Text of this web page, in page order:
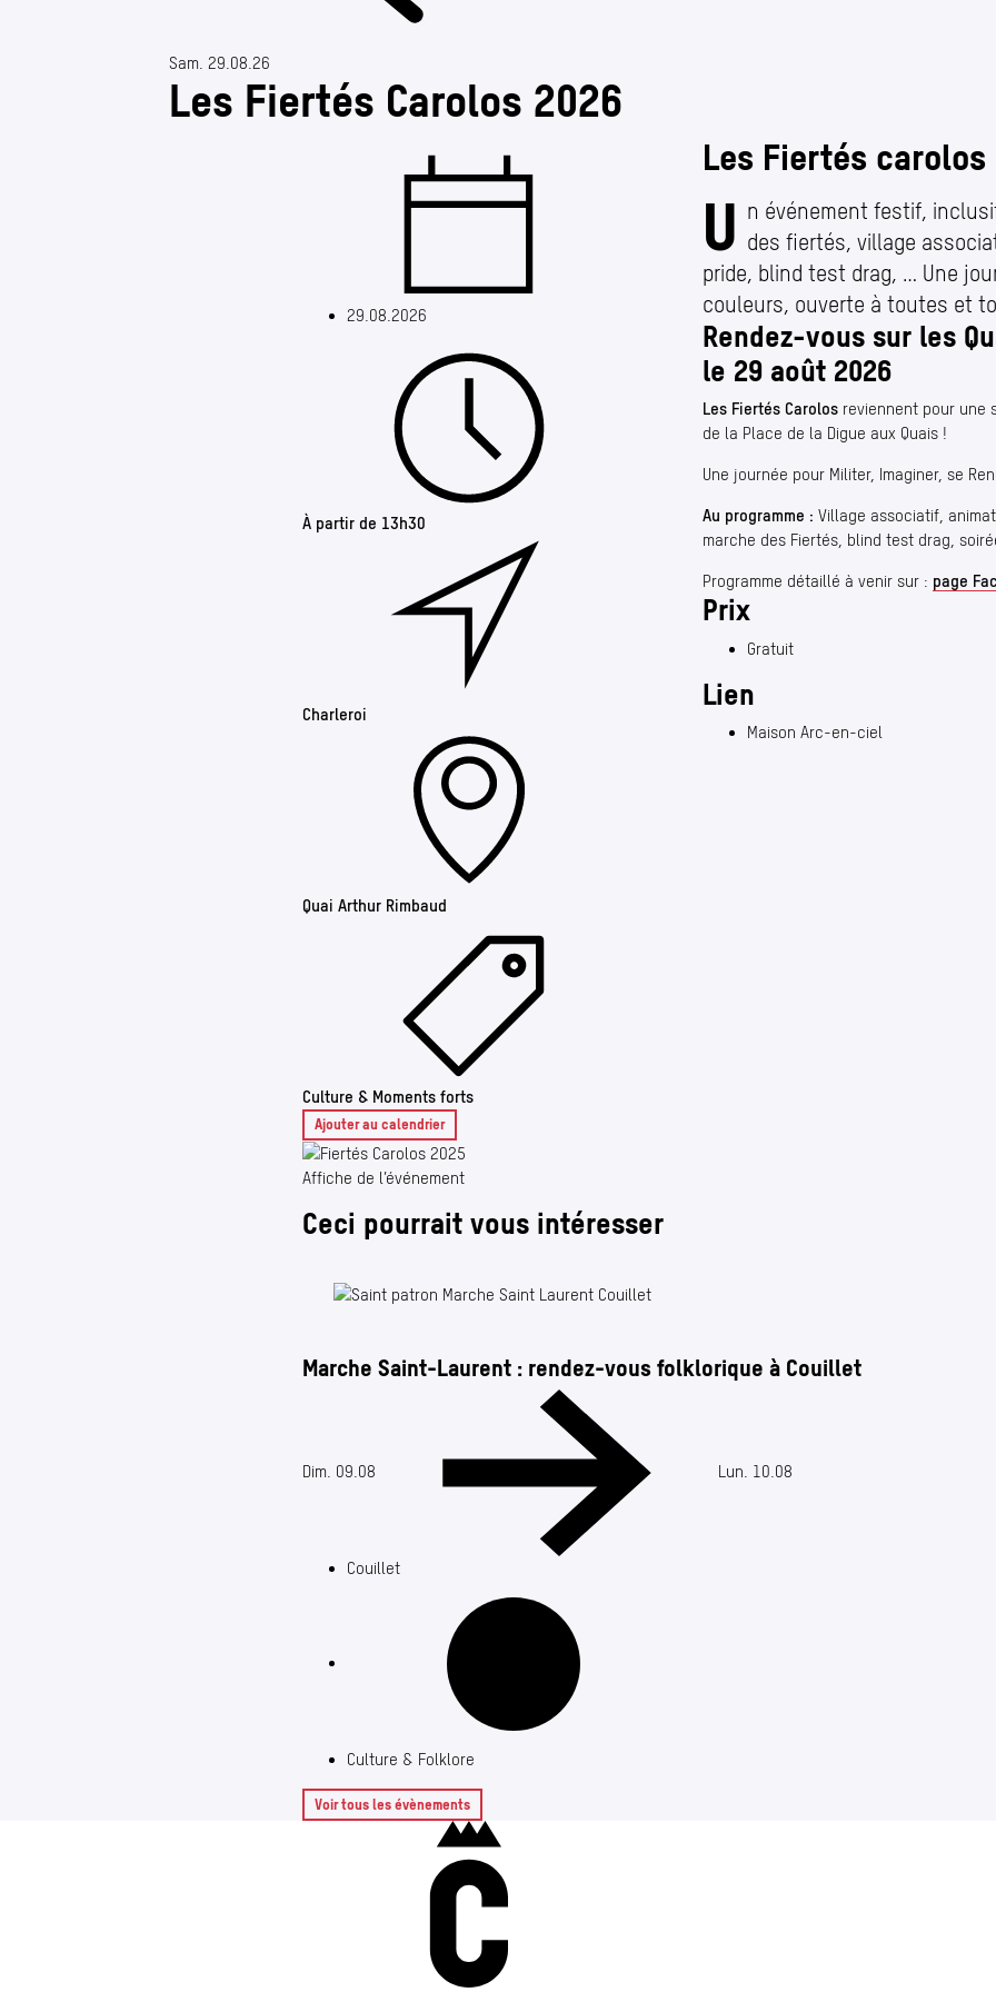
Date de début : 29.08.2026
Sam. 29.08.26
Les Fiertés Carolos 2026
29.08.2026
À partir de 13h30
Charleroi
Quai Arthur Rimbaud
Culture & Moments forts
Ajouter au calendrier
Affiche de l’événement
Les Fiertés
U n événement festif,
des fiertés, village
pride, blind test drag, … Une
couleurs, ouverte à toutes et
Rendez-vous sur les
le 29 août 2026
Les Fiertés Carolos reviennent pour une
de la Place de la Digue aux Quais !
Une journée pour Militer, Imaginer, se
Au programme : Village associatif,
marche des Fiertés, blind test drag,
Programme détaillé à venir sur : page
Prix
Gratuit
Lien
Maison Arc-en-ciel
Ceci pourrait vous intéresser
Marche Saint-Laurent : rendez-vous folklorique à Couillet
Dim. 09.08 Lun. 10.08
Couillet
Culture & Folklore
Voir tous les évènements